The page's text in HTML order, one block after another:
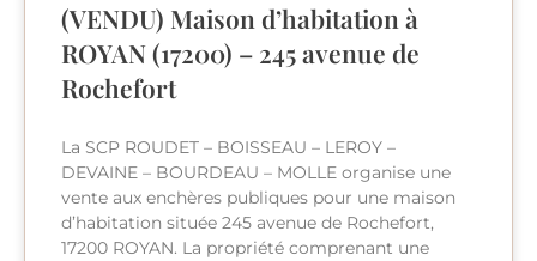
(VENDU) Maison d’habitation à
ROYAN (17200) – 245 avenue de
Rochefort
La SCP ROUDET – BOISSEAU – LEROY –
DEVAINE – BOURDEAU – MOLLE organise une
vente aux enchères publiques pour une maison
d’habitation située 245 avenue de Rochefort,
17200 ROYAN. La propriété comprenant une